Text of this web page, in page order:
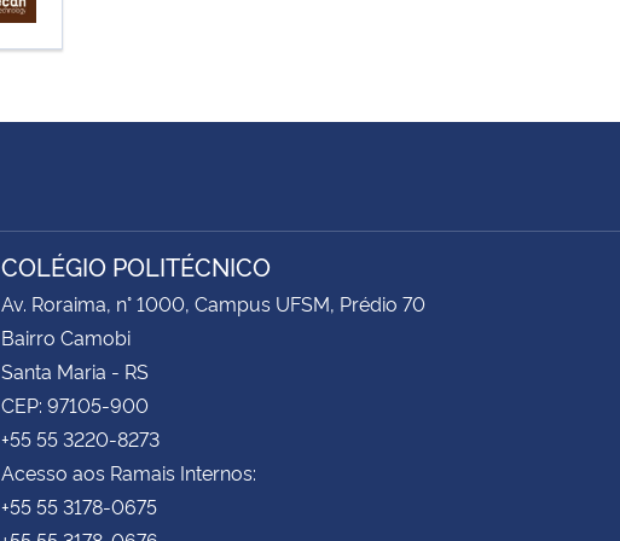
COLÉGIO POLITÉCNICO
Av. Roraima, n° 1000, Campus UFSM, Prédio 70
Bairro Camobi
Santa Maria - RS
CEP: 97105-900
+55 55 3220-8273
Acesso aos Ramais Internos:
+55 55 3178-0675